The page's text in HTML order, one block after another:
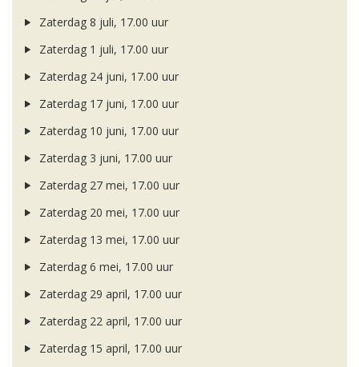
Zaterdag 8 juli, 17.00 uur
Zaterdag 1 juli, 17.00 uur
Zaterdag 24 juni, 17.00 uur
Zaterdag 17 juni, 17.00 uur
Zaterdag 10 juni, 17.00 uur
Zaterdag 3 juni, 17.00 uur
Zaterdag 27 mei, 17.00 uur
Zaterdag 20 mei, 17.00 uur
Zaterdag 13 mei, 17.00 uur
Zaterdag 6 mei, 17.00 uur
Zaterdag 29 april, 17.00 uur
Zaterdag 22 april, 17.00 uur
Zaterdag 15 april, 17.00 uur